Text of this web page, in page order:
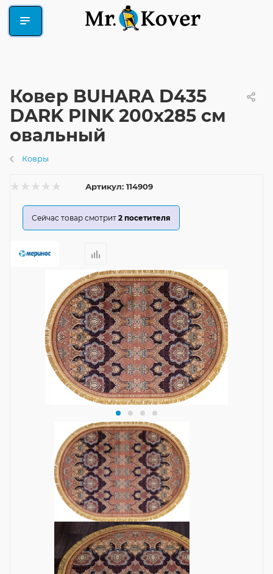
Ковер BUHARA D435
DARK PINK 200x285 см
овальный
Ковры
Артикул: 114909
Сейчас товар смотрит 2 посетителя